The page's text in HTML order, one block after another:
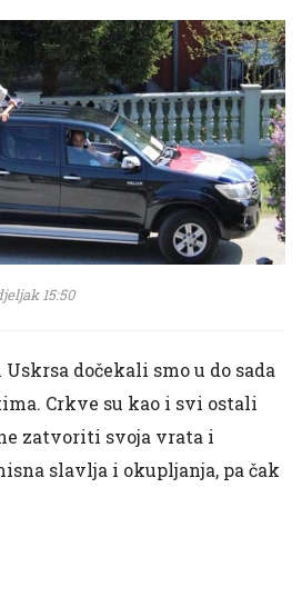
15:50
dočekali smo u do sada
Crkve su kao i svi ostali
zatvoriti svoja vrata i
slavlja i okupljanja, pa čak